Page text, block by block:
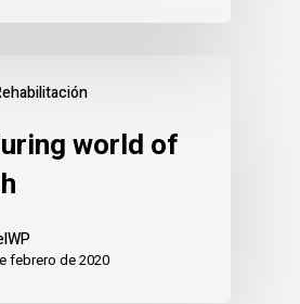
world of
febrero de 2020